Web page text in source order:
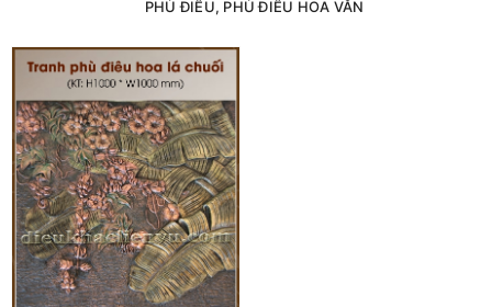
PHÙ ĐIÊU, PHÙ ĐIÊU HOA VĂN